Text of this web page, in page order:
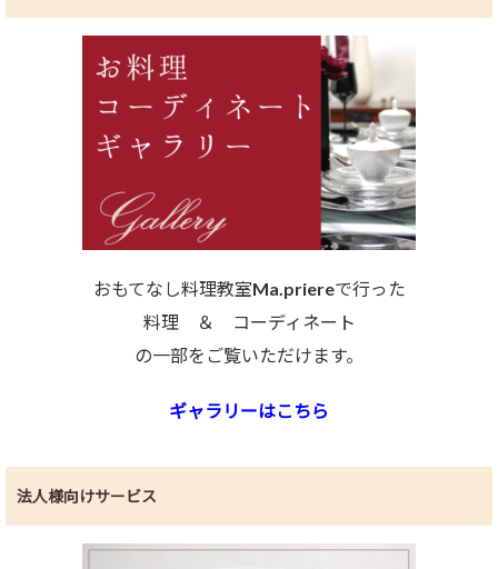
おもてなし料理教室Ma.priereで行った
料理 ＆ コーディネート
の一部をご覧いただけます。
ギャラリーはこちら
法人様向けサービス